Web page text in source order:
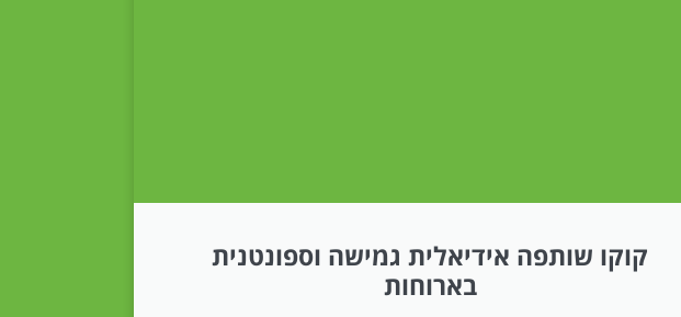
קוקו שותפה אידיאלית גמישה וספונטנית
בארוחות